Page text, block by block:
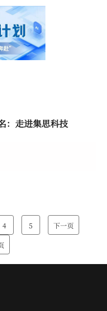
：走进集思科技
4 5
下一页